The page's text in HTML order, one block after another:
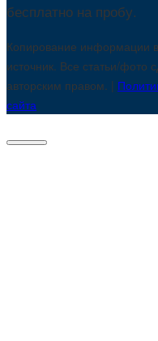
бесплатно на пробу.
Копирование информации
источник. Все статьи/
авторским правом. |
сайта